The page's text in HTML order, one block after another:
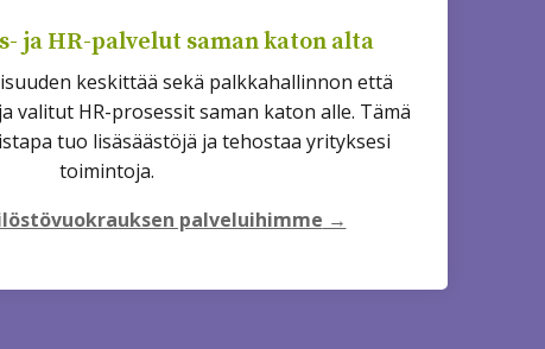
ja HR-palvelut saman katon alta
keskittää sekä palkkahallinnon että
ja valitut HR-prosessit saman katon alle. Tämä
tuo lisäsäästöjä ja tehostaa yrityksesi
toimintoja.
palveluihimme →